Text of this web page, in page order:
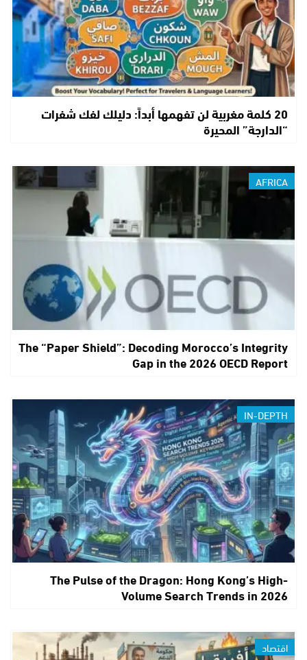
20 كلمة مغربية لن تفهمها أبداً: دليلك لفك شفرات
“الدارجة” المحيرة
AFRICA
The “Paper Shield”: Decoding Morocco’s Integrity
Gap in the 2026 OECD Report
IN-DEPTH
The Pulse of the Dragon: Hong Kong’s High-
Volume Search Trends in 2026
اقتصاد